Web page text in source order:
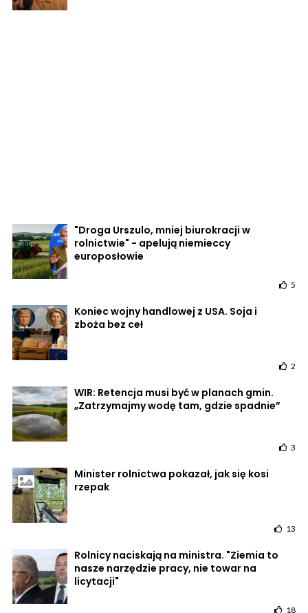
"Droga Urszulo, mniej biurokracji w
rolnictwie" - apelują niemieccy
europosłowie
5
Koniec wojny handlowej z USA. Soja i
zboża bez ceł
2
WIR: Retencja musi być w planach gmin.
„Zatrzymajmy wodę tam, gdzie spadnie”
3
Minister rolnictwa pokazał, jak się kosi
rzepak
13
Rolnicy naciskają na ministra. "Ziemia to
nasze narzędzie pracy, nie towar na
licytacji"
18